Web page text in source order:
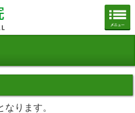
笠間市立病院公式ホームページ
ります。